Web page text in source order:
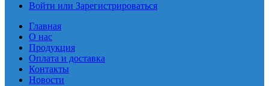
Войти или Зарегистрироваться
Главная
О нас
Продукция
Оплата и доставка
Контакты
Новости